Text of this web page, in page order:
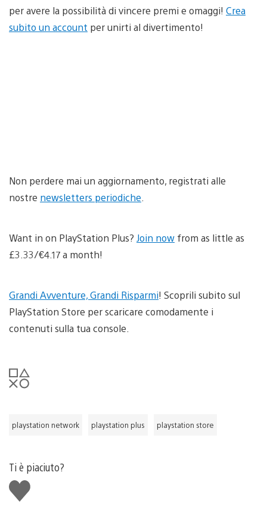
per avere la possibilità di vincere premi e omaggi! Crea
subito un account per unirti al divertimento!
Non perdere mai un aggiornamento, registrati alle
nostre newsletters periodiche
Want in on PlayStation Plus? Join now from as little as
£3.33/€4.17 a month!
Grandi Avventure, Grandi Risparmi! Scoprili subito sul
PlayStation Store per scaricare comodamente i
contenuti sulla tua console.
playstation network playstation plus playstation store
Ti è piaciuto?
Mi
piace